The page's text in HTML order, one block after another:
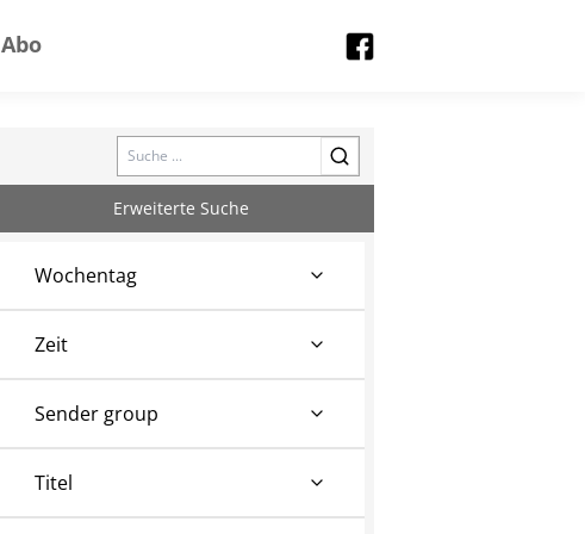
Abo
Search
Erweiterte Suche
Wochentag
Zeit
Sender group
Titel